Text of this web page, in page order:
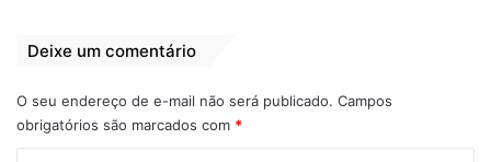
social, bem como criando animosidades
entre as Forças Armadas e as instituições”.
Leia mais clicadoAQUI…
Deixe um comentário
O seu endereço de e-mail não será publicado. Campos
obrigatórios são marcados com *